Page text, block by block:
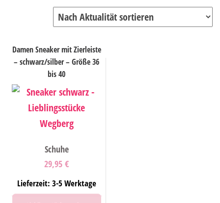
Damen Sneaker mit Zierleiste
– schwarz/silber – Größe 36
bis 40
Schuhe
29,95€
Lieferzeit: 3-5 Werktage